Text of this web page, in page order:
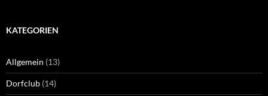
KATEGORIEN
Allgemein (13)
Dorfclub (14)